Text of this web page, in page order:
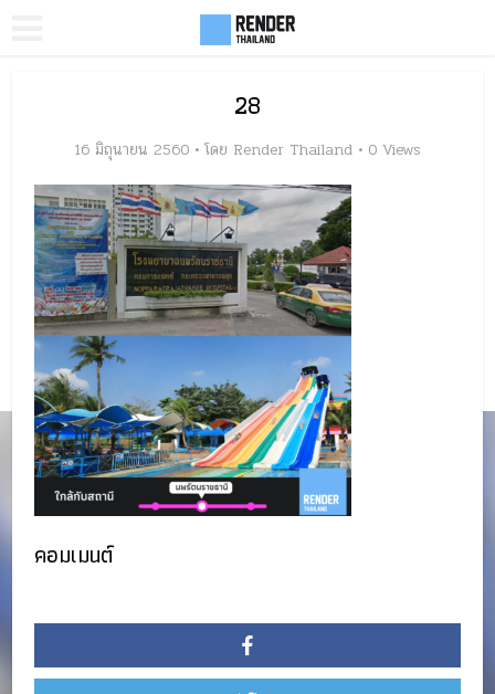
28
16 มิถุนายน 2560 โดย Render Thailand 0 Views
คอมเมนต์